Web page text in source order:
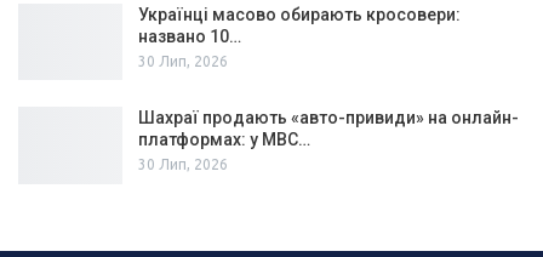
Українці масово обирають кросовери:
названо 10…
30 Лип, 2026
Шахраї продають «авто-привиди» на онлайн-
платформах: у МВС…
30 Лип, 2026